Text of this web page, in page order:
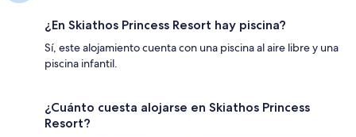
¿En Skiathos Princess Resort hay piscina?
Sí, este alojamiento cuenta con una piscina al aire libre y una
piscina infantil.
¿Cuánto cuesta alojarse en Skiathos Princess
Resort?